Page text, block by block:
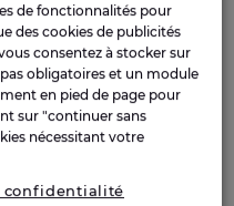
de fonctionnalités pour
des cookies de publicités
consentez à stocker sur
obligatoires et un module
en pied de page pour
sur "continuer sans
nécessitant votre
confidentialité